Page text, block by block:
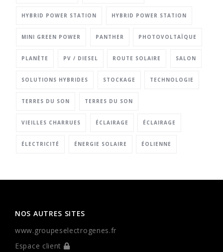
HYBRID POWER STATION HYBRID POWER STATION
MINI GREEN POWER PANTHER PHOTOVOLTAÏQUE
PLANÈTE PV / DIESEL ROUTE SOLAIRE SALON
SOLUTIONS HYBRIDES STOCKAGE TECHNOLOGIE
TERRES DU SON TERRES DU SON
VIEILLES CHARRUES ÉCLAIRAGE ÉCLAIRAGE
ÉLECTRICITÉ ÉNERGIE SOLAIRE ÉOLIENNE
NOS AUTRES SITES
www.groupeselectrogenes.fr
Espace client